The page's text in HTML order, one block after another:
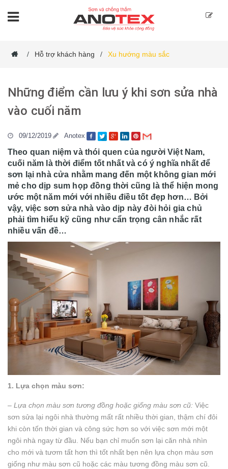
/ Hỗ trợ khách hàng / Xu hướng màu sắc
Những điểm cần lưu ý khi sơn sửa nhà
vào cuối năm
09/12/2019 Anotex
Theo quan niệm và thói quen của người Việt Nam,
cuối năm là thời điểm tốt nhất và có ý nghĩa nhất để
sơn lại nhà cửa nhằm mang đến một không gian mới
mẻ cho dịp sum họp đồng thời cũng là thể hiện mong
ước một năm mới với nhiều điều tốt đẹp hơn… Bởi
vậy, việc sơn sửa nhà vào dịp này đòi hỏi gia chủ
phải tìm hiểu kỹ cũng như cẩn trọng cân nhắc rất
nhiều vấn đề…
1. Lựa chọn màu sơn:
– Lựa chọn màu sơn tương đồng hoặc giống màu sơn cũ: Việc
sơn sửa lại ngôi nhà thường mất rất nhiều thời gian, thậm chí đôi
khi còn tốn thời gian và công sức hơn so với việc sơn mới một
ngôi nhà ngay từ đầu. Nếu bạn chỉ muốn sơn lại căn nhà nhìn
cho mới và tươm tất hơn thì tốt nhất bẹn nên lựa chọn màu sơn
giống như màu sơn cũ hoặc các màu tương đồng màu sơn cũ.